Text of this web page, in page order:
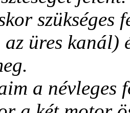
szükséges
üres kanál)
a